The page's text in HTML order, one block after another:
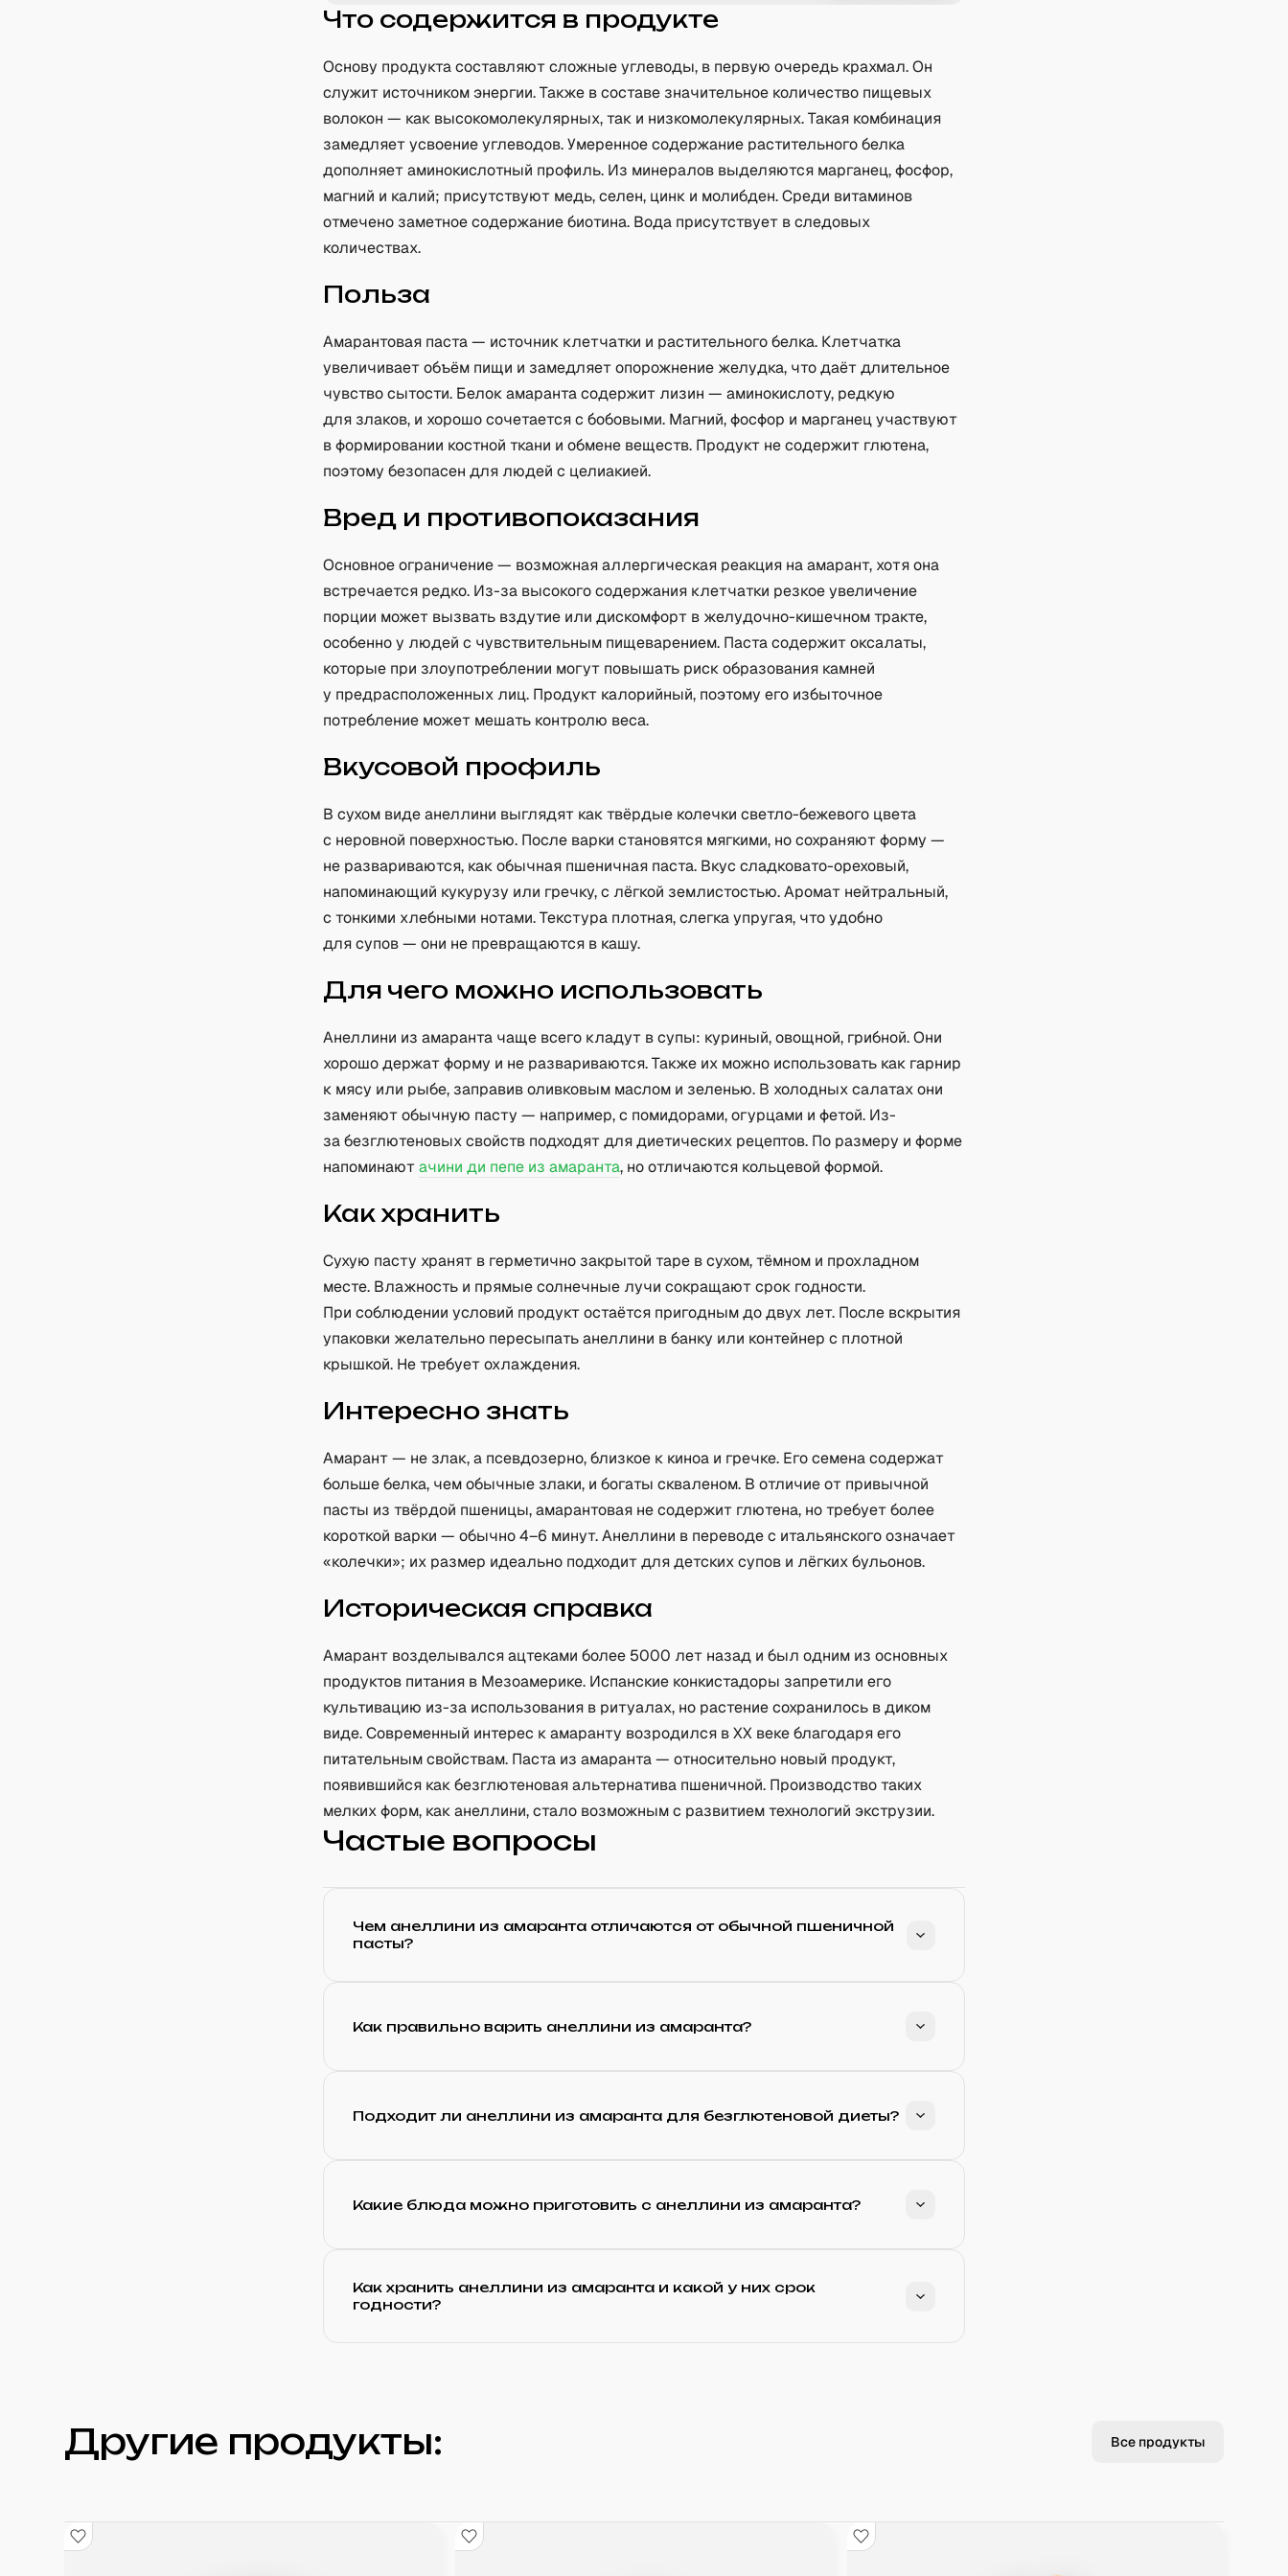
Что содержится в продукте
Основу продукта составляют сложные углеводы, в первую очередь крахмал. Он
служит источником энергии. Также в составе значительное количество пищевых
волокон — как высокомолекулярных, так и низкомолекулярных. Такая комбинация
замедляет усвоение углеводов. Умеренное содержание растительного белка
дополняет аминокислотный профиль. Из минералов выделяются марганец, фосфор,
магний и калий; присутствуют медь, селен, цинк и молибден. Среди витаминов
отмечено заметное содержание биотина. Вода присутствует в следовых
количествах.
Польза
Амарантовая паста — источник клетчатки и растительного белка. Клетчатка
увеличивает объём пищи и замедляет опорожнение желудка, что даёт длительное
чувство сытости. Белок амаранта содержит лизин — аминокислоту, редкую
для злаков, и хорошо сочетается с бобовыми. Магний, фосфор и марганец участвуют
в формировании костной ткани и обмене веществ. Продукт не содержит глютена,
поэтому безопасен для людей с целиакией.
Вред и противопоказания
Основное ограничение — возможная аллергическая реакция на амарант, хотя она
встречается редко. Из-за высокого содержания клетчатки резкое увеличение
порции может вызвать вздутие или дискомфорт в желудочно-кишечном тракте,
особенно у людей с чувствительным пищеварением. Паста содержит оксалаты,
которые при злоупотреблении могут повышать риск образования камней
у предрасположенных лиц. Продукт калорийный, поэтому его избыточное
потребление может мешать контролю веса.
Вкусовой профиль
В сухом виде анеллини выглядят как твёрдые колечки светло-бежевого цвета
с неровной поверхностью. После варки становятся мягкими, но сохраняют форму —
не развариваются, как обычная пшеничная паста. Вкус сладковато-ореховый,
напоминающий кукурузу или гречку, с лёгкой землистостью. Аромат нейтральный,
с тонкими хлебными нотами. Текстура плотная, слегка упругая, что удобно
для супов — они не превращаются в кашу.
Для чего можно использовать
Анеллини из амаранта чаще всего кладут в супы: куриный, овощной, грибной. Они
хорошо держат форму и не развариваются. Также их можно использовать как гарнир
к мясу или рыбе, заправив оливковым маслом и зеленью. В холодных салатах они
заменяют обычную пасту — например, с помидорами, огурцами и фетой. Из-
за безглютеновых свойств подходят для диетических рецептов. По размеру и форме
напоминаютачини ди пепе из амаранта, но отличаются кольцевой формой.
Как хранить
Сухую пасту хранят в герметично закрытой таре в сухом, тёмном и прохладном
месте. Влажность и прямые солнечные лучи сокращают срок годности.
При соблюдении условий продукт остаётся пригодным до двух лет. После вскрытия
упаковки желательно пересыпать анеллини в банку или контейнер с плотной
крышкой. Не требует охлаждения.
Интересно знать
Амарант — не злак, а псевдозерно, близкое к киноа и гречке. Его семена содержат
больше белка, чем обычные злаки, и богаты скваленом. В отличие от привычной
пасты из твёрдой пшеницы, амарантовая не содержит глютена, но требует более
короткой варки — обычно 4–6 минут. Анеллини в переводе с итальянского означает
«колечки»; их размер идеально подходит для детских супов и лёгких бульонов.
Историческая справка
Амарант возделывался ацтеками более 5000 лет назад и был одним из основных
продуктов питания в Мезоамерике. Испанские конкистадоры запретили его
культивацию из-за использования в ритуалах, но растение сохранилось в диком
виде. Современный интерес к амаранту возродился в XX веке благодаря его
питательным свойствам. Паста из амаранта — относительно новый продукт,
появившийся как безглютеновая альтернатива пшеничной. Производство таких
мелких форм, как анеллини, стало возможным с развитием технологий экструзии.
Частые вопросы
Чем анеллини из амаранта отличаются от обычной пшеничной
пасты?
Как правильно варить анеллини из амаранта?
Подходит ли анеллини из амаранта для безглютеновой диеты?
Какие блюда можно приготовить с анеллини из амаранта?
Как хранить анеллини из амаранта и какой у них срок
годности?
Другие продукты: Все продукты